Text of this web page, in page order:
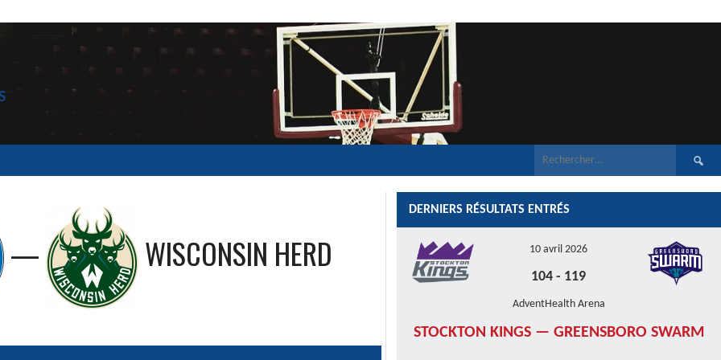
— WISCONSIN HERD
DERNIERS RÉSULTATS ENTRÉS
10 avril 2026
104 - 119
AdventHealth Arena
STOCKTON KINGS — GREENSBORO SWARM